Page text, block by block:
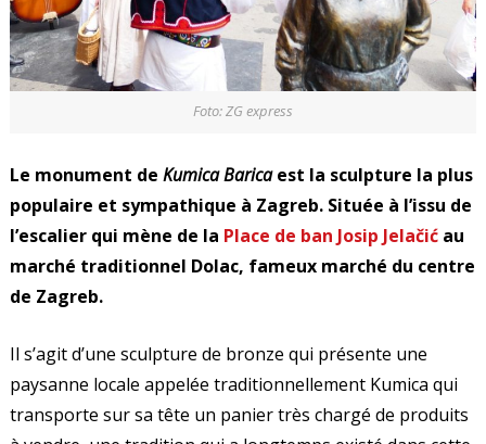
Foto: ZG express
Le monument de Kumica Baricaest la sculpture la plus
populaire et sympathique à Zagreb. Située à l’issu de
l’escalier qui mène de la Place de ban Josip Jelačićau
marché traditionnel Dolac, fameux marché du centre
de Zagreb.
Il s’agit d’une sculpture de bronze qui présente une
paysanne locale appelée traditionnellement Kumica qui
transporte sur sa tête un panier très chargé de produits